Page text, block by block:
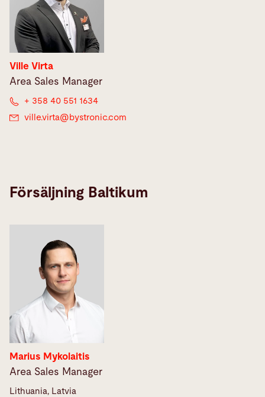
Ville Virta
Area Sales Manager
+ 358 40 551 1634
ville.virta@ bystronic.com
Försäljning Baltikum
Marius Mykolaitis
Area Sales Manager
Lithuania, Latvia